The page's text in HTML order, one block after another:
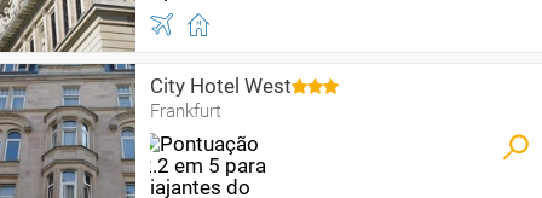
City Hotel West
Frankfurt